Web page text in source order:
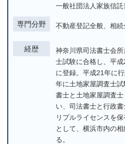
一般社団法人家族信
専門分野 不動産登記全般、相続
経歴
神奈川県司法書士会
士試験に合格し、平
に登録。平成21年に
年に土地家屋調査士
書士と土地家屋調査
い、司法書士と行政
リプルライセンスを
として、横浜市内の
る。